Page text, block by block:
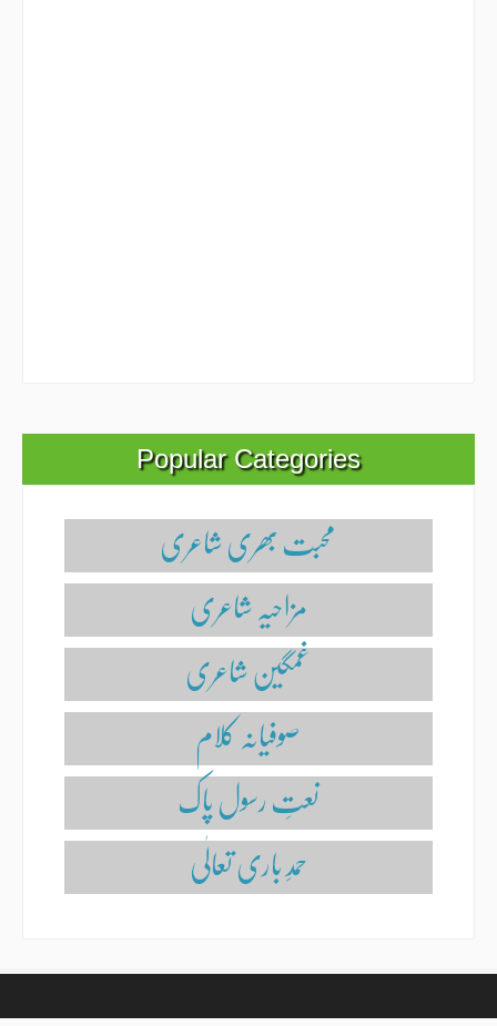
Popular Categories
محبت بھری شاعری
مزاحیہ شاعری
غمگین شاعری
صوفیانہ کلام
نعتِ رسول پاک
حمدِ باری تعالٰی